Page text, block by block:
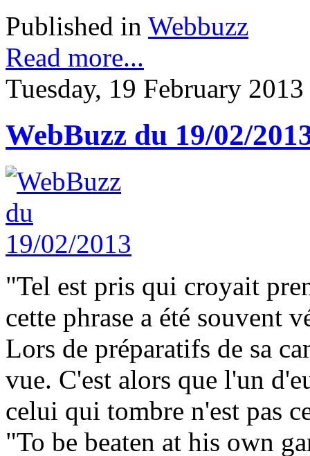
Published in Webbuzz
Read more...
Tuesday, 19 February
WebBuzz du 19/02/
"Tel est pris qui croyait
cette phrase a été souvent
Lors de préparatifs de sa
vue. C'est alors que l'un
celui qui tombre n'est pas
"To be beaten at his own